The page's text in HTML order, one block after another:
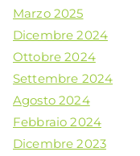
Marzo 2025
Dicembre 2024
Ottobre 2024
Settembre 2024
Agosto 2024
Febbraio 2024
Dicembre 2023